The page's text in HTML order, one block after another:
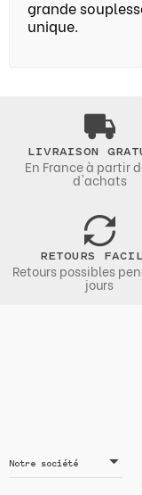
grande
unique.
LIVRAISON
En France à partir
d'achats
RETOURS
Retours possibles
jours
Notre société